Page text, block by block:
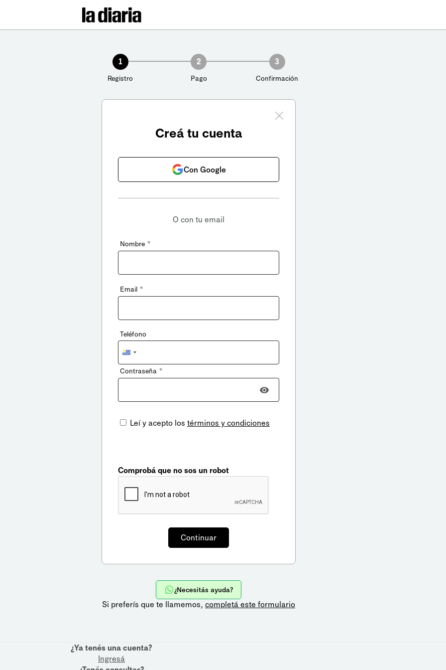
1
Registro
2
Pago
3
Confirmación
Creá tu cuenta
Con Google
O con tu email
Nombre *
Email *
Teléfono
Uruguay
+598
Contraseña *
Leí y acepto los términos y condiciones
Comprobá que no sos un robot
¿Necesitás ayuda?
Si preferís que te llamemos, completá este formulario
¿Ya tenés una cuenta?
Ingresá